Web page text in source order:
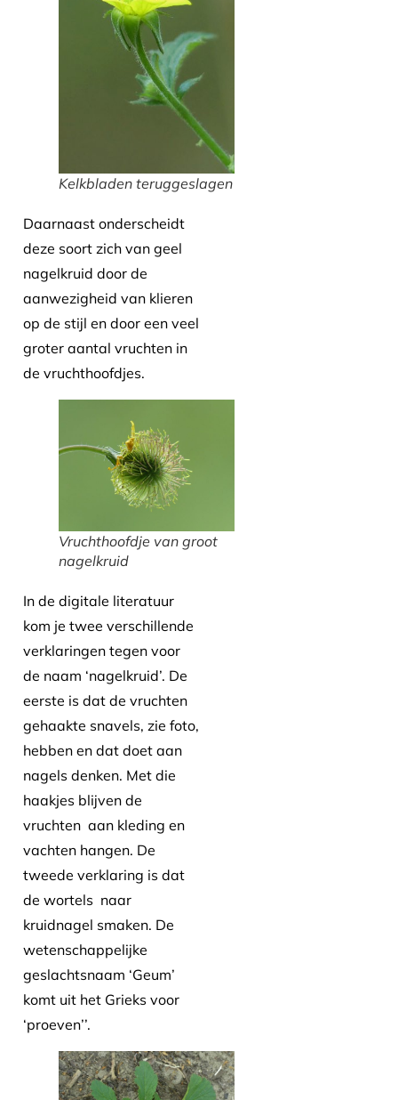
Kelkbladen teruggeslagen
Daarnaast onderscheidt
deze soort zich van geel
nagelkruid door de
aanwezigheid van klieren
op de stijl en door een veel
groter aantal vruchten in
de vruchthoofdjes.
Vruchthoofdje van groot
nagelkruid
In de digitale literatuur
kom je twee verschillende
verklaringen tegen voor
de naam ‘nagelkruid’. De
eerste is dat de vruchten
gehaakte snavels, zie foto,
hebben en dat doet aan
nagels denken. Met die
haakjes blijven de
vruchten aan kleding en
vachten hangen. De
tweede verklaring is dat
de wortels naar
kruidnagel smaken. De
wetenschappelijke
geslachtsnaam ‘Geum’
komt uit het Grieks voor
‘proeven’’.